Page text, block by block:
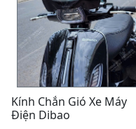
Kính Chắn Gió Xe Máy
Điện Dibao